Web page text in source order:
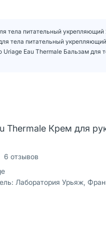
тела питательный
тела питательный
Eau Thermale Бальзам
Thermale Крем для
6 отзывов
Лаборатория Урьяж,